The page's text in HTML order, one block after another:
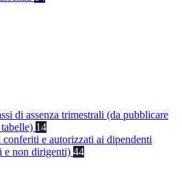
di assenza trimestrali (da pubblicare
14
e autorizzati ai dipendenti
e non dirigenti) 44